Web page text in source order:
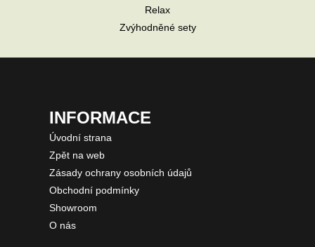
Relax
Zvýhodněné sety
INFORMACE
Úvodní strana
Zpět na web
Zásady ochrany osobních údajů
Obchodní podmínky
Showroom
O nás